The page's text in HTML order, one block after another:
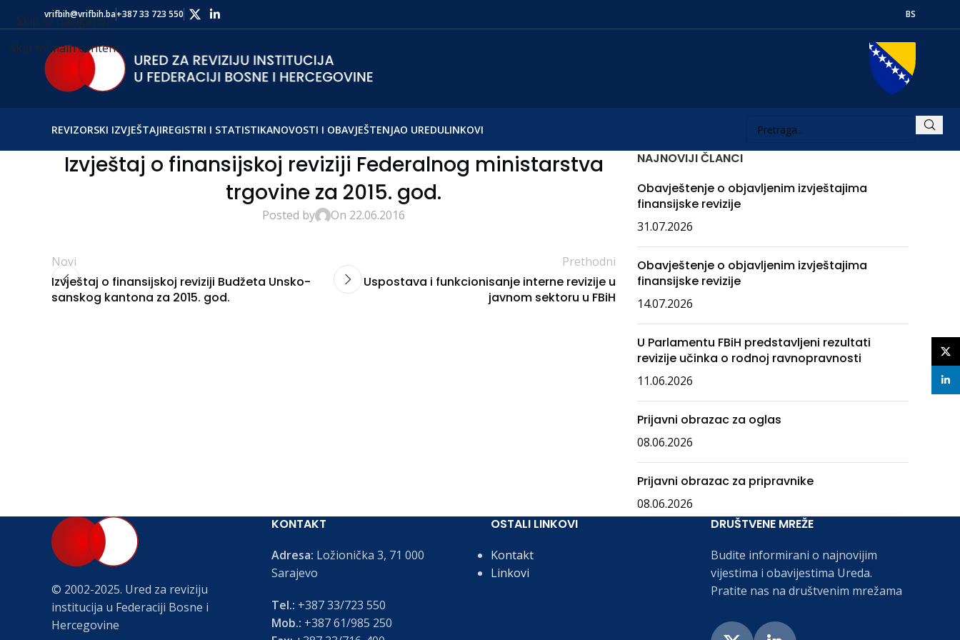
Skip to navigation
Skip to main content
vrifbih@vrifbih.ba+387 33 723 550 BS
REVIZORSKI IZVJEŠTAJIREGISTRI I STATISTIKANOVOSTI I OBAVJEŠTENJAO UREDULINKOVI
Izvještaj o finansijskoj reviziji Federalnog ministarstva
trgovine za 2015. god.
Posted by On 22.06.2016
Novi
Izvještaj o finansijskoj reviziji Budžeta Unsko-
sanskog kantona za 2015. god.
Prethodni
Uspostava i funkcionisanje interne revizije u
javnom sektoru u FBiH
NAJNOVIJI ČLANCI
Obavještenje o objavljenim izvještajima
finansijske revizije
31.07.2026
Obavještenje o objavljenim izvještajima
finansijske revizije
14.07.2026
U Parlamentu FBiH predstavljeni rezultati
revizije učinka o rodnoj ravnopravnosti
11.06.2026
Prijavni obrazac za oglas
08.06.2026
Prijavni obrazac za pripravnike
08.06.2026
© 2002-2025. Ured za reviziju
institucija u Federaciji Bosne i
Hercegovine
KONTAKT
Adresa: Ložionička 3, 71 000
Sarajevo
Tel.: +387 33/723 550
Mob.: +387 61/985 250
OSTALI LINKOVI
Kontakt
Linkovi
DRUŠTVENE MREŽE
Budite informirani o najnovijim
vijestima i obavijestima Ureda.
Pratite nas na društvenim mrežama